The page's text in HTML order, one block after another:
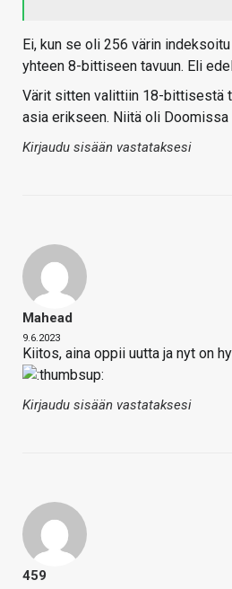
Ei, kun se oli 256 värin
yhteen 8-bittiseen tavuun. Eli
Värit sitten valittiin 18-bittisestä
asia erikseen. Niitä oli Doomissa
Kirjaudu sisään vastataksesi
Mahead
9.6.2023
Kiitos, aina oppii uutta ja nyt on
Kirjaudu sisään vastataksesi
459